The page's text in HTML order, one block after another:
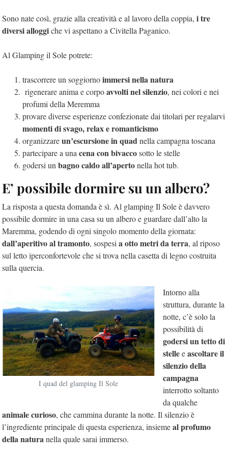
Sono nate così, grazie alla creatività e al lavoro della coppia, i tre
diversi alloggiche vi aspettano a Civitella Paganico.
Al Glamping il Sole potrete:
trascorrere un soggiornoimmersi nella natura
rigenerare anima e corpoavvolti nel silenzio, nei colori e nei
profumi della Meremma
provare diverse esperienze confezionate dai titolari per regalarvi
momenti di svago, relax e romanticismo
organizzareun’escursione in quadnella campagna toscana
partecipare a unacena con bivaccosotto le stelle
godersi unbagno caldo all’apertonella hot tub.
E’ possibile dormire su un albero?
La risposta a questa domanda è sì. Al glamping Il Sole è davvero
possibile dormire in una casa su un albero e guardare dall’alto la
Maremma, godendo di ogni singolo momento della giornata:
dall’aperitivo al tramonto, sospesia otto metri da terra, al riposo
sul letto iperconfortevole che si trova nella casetta di legno costruita
sulla quercia.
I quad del glamping Il Sole
Intorno alla
struttura, durante la
notte, c’è solo la
possibilità di
godersi un tetto di
stelleeascoltare il
silenzio della
campagna
interrotto soltanto
da qualche
animale curioso, che cammina durante la notte. Il silenzio è
l’ingrediente principale di questa esperienza, insiemeal profumo
della naturanella quale sarai immerso.